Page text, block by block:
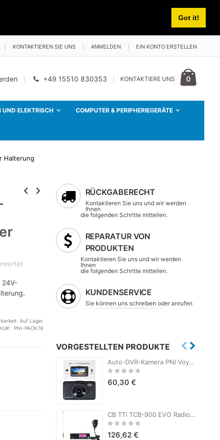
Got it!
KONTAKTIEREN SIE UNS ANMELDEN EIN KONTO ERSTELLEN
0Artikel
+49 15510 830353 KONTAKTIERE UNS
UND ELEKTRISCH COMPUTER & PERIPHERIEGERÄTE
Halterung
24V-
Auf Lager
PNI-PACK76
RÜCKGABERECHT
Kontaktieren Sie uns und wir werden
Ihnen
die folgenden Schritte mitteilen.
REPARATUR VON
PRODUKTEN
Kontaktieren Sie uns und wir werden
Ihnen
die folgenden Schritte mitteilen.
KUNDENSERVICE
Sie können uns schreiben oder anrufen
VORGESTELLTEN PRODUKTE
Auto-DVR-Kamera PNI Voyager S1700 4K UHD, 3-Zoll-Bildschirm, zyklische Aufzeichnung, Parküberwachung, Bewegungserkennung, 12V/24V-Stromversorgung
Rating:
60,30 €
CB TTi TCB-900 EVO Radiosender-Kit + PNI S75 CB-Antenne mit Magnet
Rating:
126,62 €